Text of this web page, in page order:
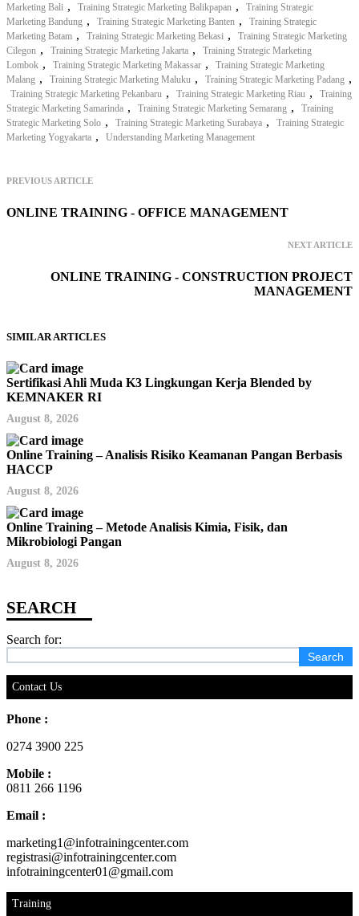
Marketing Bali , Training Strategic Marketing Balikpapan ,
Training Strategic
Marketing Bandung , Training Strategic Marketing Banten ,
Training Strategic
Marketing Batam , Training Strategic Marketing Bekasi ,
Training Strategic Marketing
Cilegon , Training Strategic Marketing Jakarta ,
Training Strategic Marketing
Lombok , Training Strategic Marketing Makassar ,
Training Strategic Marketing
Malang , Training Strategic Marketing Maluku , Training Strategic Marketing Padang ,
Training Strategic Marketing Pekanbaru , Training Strategic Marketing Riau ,
Training
Strategic Marketing Samarinda , Training Strategic Marketing Semarang ,
Training
Strategic Marketing Solo , Training Strategic Marketing Surabaya ,
Training Strategic
Marketing Yogyakarta , Understanding Marketing Management
PREVIOUS ARTICLE
ONLINE TRAINING - OFFICE MANAGEMENT
NEXT ARTICLE
ONLINE TRAINING - CONSTRUCTION PROJECT
MANAGEMENT
SIMILAR ARTICLES
Sertifikasi Ahli Muda K3 Lingkungan Kerja Blended by
KEMNAKER RI
August 8, 2026
Online Training – Analisis Risiko Keamanan Pangan Berbasis
HACCP
August 8, 2026
Online Training – Metode Analisis Kimia, Fisik, dan
Mikrobiologi Pangan
August 8, 2026
Search for:
Contact Us
Phone :
0274 3900 225
Mobile :
0811 266 1196
Email :
marketing1@infotrainingcenter.com
registrasi@infotrainingcenter.com
infotrainingcenter01@gmail.com
Training